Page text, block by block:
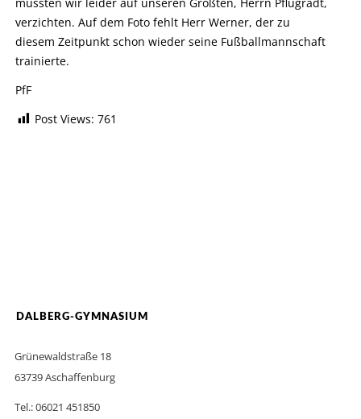
verzichten. Auf dem Foto fehlt Herr Werner, der zu
diesem Zeitpunkt schon wieder seine Fußballmannschaft
trainierte.
PfF
Post Views: 761
DALBERG-GYMNASIUM
Grünewaldstraße 18
63739 Aschaffenburg
Tel.: 06021 451850